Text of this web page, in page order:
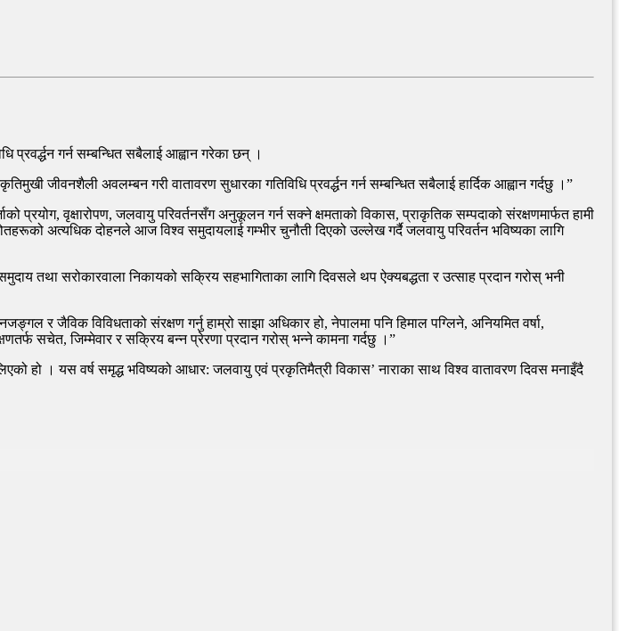
गर्न सम्बन्धित सबैलाई आह्वान गरेका छन् ।
जीवनशैली अवलम्बन गरी वातावरण सुधारका गतिविधि प्रवर्द्धन गर्न सम्बन्धित सबैलाई हार्दिक आह्वान गर्दछु ।”
वृक्षारोपण, जलवायु परिवर्तनसँग अनुकूलन गर्न सक्ने क्षमताको विकास, प्राकृतिक सम्पदाको संरक्षणमार्फत हामी
अत्यधिक दोहनले आज विश्व समुदायलाई गम्भीर चुनौती दिएको उल्लेख गर्दै जलवायु परिवर्तन भविष्यका लागि
तथा सरोकारवाला निकायको सक्रिय सहभागिताका लागि दिवसले थप ऐक्यबद्धता र उत्साह प्रदान गरोस् भनी
र जैविक विविधताको संरक्षण गर्नु हाम्रो साझा अधिकार हो, नेपालमा पनि हिमाल पग्लिने, अनियमित वर्षा,
सचेत, जिम्मेवार र सक्रिय बन्न प्रेरणा प्रदान गरोस् भन्ने कामना गर्दछु ।”
हो । यस वर्ष समृद्ध भविष्यको आधार: जलवायु एवं प्रकृतिमैत्री विकास’ नाराका साथ विश्व वातावरण दिवस मनाइँदै